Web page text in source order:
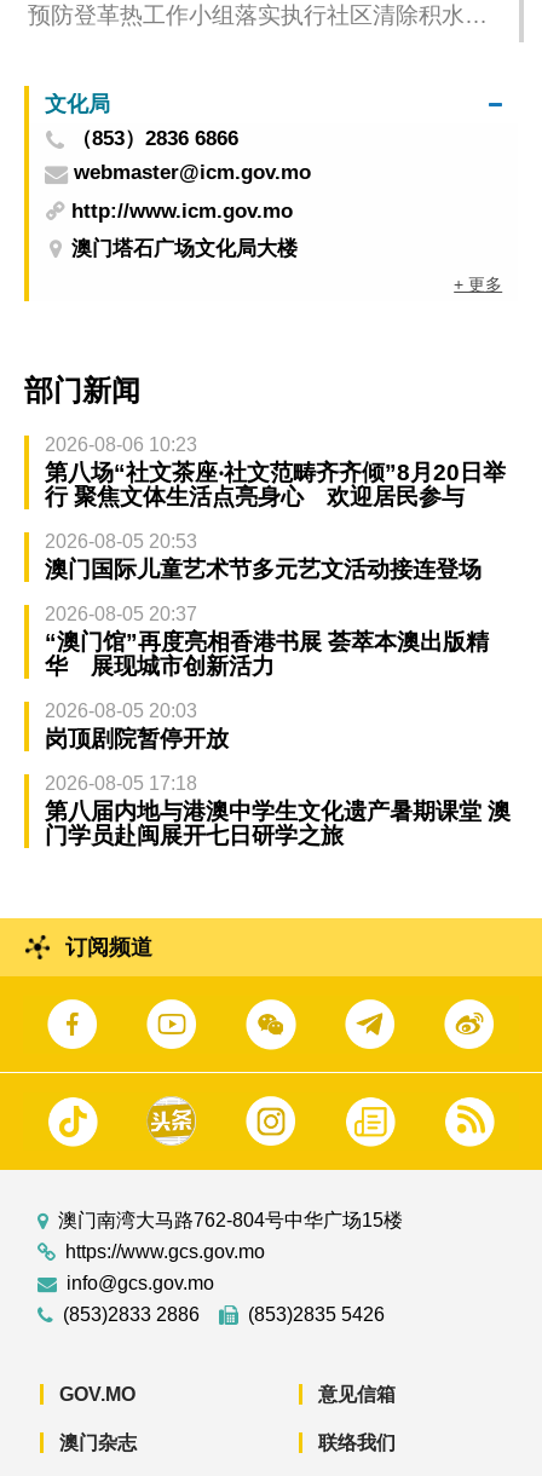
预防登革热工作小组落实执行社区清除积水及
文化局
（853）2836 6866
webmaster@icm.gov.mo
http://www.icm.gov.mo
澳门塔石广场文化局大楼
+ 更多
部门新闻
2026-08-06 10:23
第八场“社文茶座‧社文范畴齐齐倾”8月20日举
行 聚焦文体生活点亮身心 欢迎居民参与
2026-08-05 20:53
澳门国际儿童艺术节多元艺文活动接连登场
2026-08-05 20:37
“澳门馆”再度亮相香港书展 荟萃本澳出版精
华 展现城市创新活力
2026-08-05 20:03
岗顶剧院暂停开放
2026-08-05 17:18
第八届内地与港澳中学生文化遗产暑期课堂 澳
门学员赴闽展开七日研学之旅
订阅频道
澳门南湾大马路762-804号中华广场15楼
https://www.gcs.gov.mo
info@gcs.gov.mo
(853)2833 2886
(853)2835 5426
GOV.MO
澳门杂志
意见信箱
联络我们